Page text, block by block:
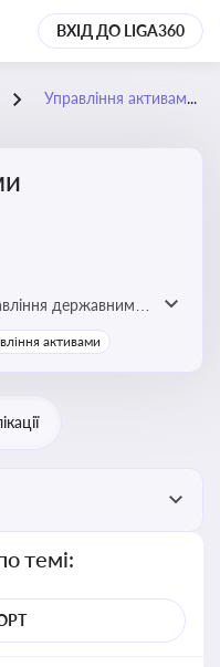
ВХІД ДО LIGA360
Управління активами
державними,
активами, для
за збереження
активами
темі: